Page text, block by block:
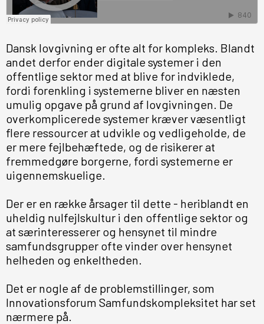
Dansk lovgivning er ofte alt for kompleks. Blandt
andet derfor ender digitale systemer i den
offentlige sektor med at blive for indviklede,
fordi forenkling i systemerne bliver en næsten
umulig opgave på grund af lovgivningen. De
overkomplicerede systemer kræver væsentligt
flere ressourcer at udvikle og vedligeholde, de
er mere fejlbehæftede, og de risikerer at
fremmedgøre borgerne, fordi systemerne er
uigennemskuelige.
Der er en række årsager til dette - heriblandt en
uheldig nulfejlskultur i den offentlige sektor og
at særinteresserer og hensynet til mindre
samfundsgrupper ofte vinder over hensynet
helheden og enkeltheden.
Det er nogle af de problemstillinger, som
Innovationsforum Samfundskompleksitet har set
nærmere på.